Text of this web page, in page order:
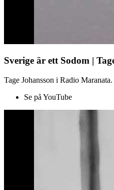
Sverige är ett Sodom |
Tage Johansson i Radio Maranata.
Se på YouTube